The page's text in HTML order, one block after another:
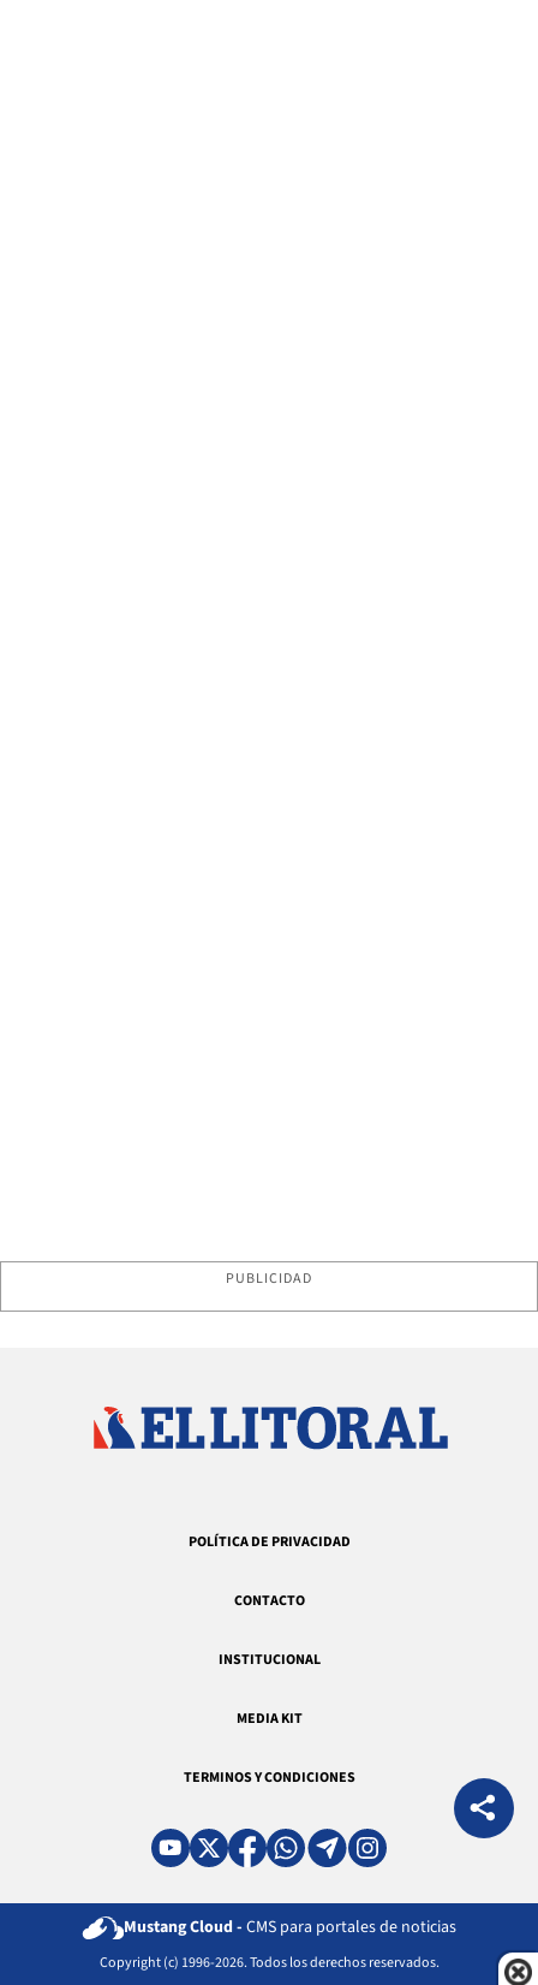
PUBLICIDAD
POLÍTICA DE PRIVACIDAD
CONTACTO
INSTITUCIONAL
MEDIA KIT
TERMINOS Y CONDICIONES
Mustang Cloud - CMS para portales de noticias
Copyright (c) 1996-2026. Todos los derechos reservados.